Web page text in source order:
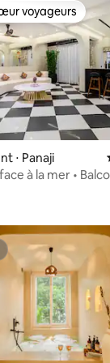
base de 45
voyageurs
voyageurs
⋅ Panaji
à la mer •